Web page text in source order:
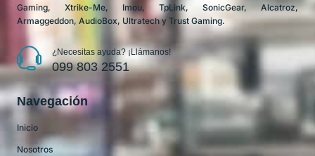
Gaming, Xtrike-Me, Imou, TpLink, SonicGear, Alcatroz,
Armaggeddon, AudioBox, Ultratech y Trust Gaming.
¿Necesitas ayuda? ¡Llámanos!
099 803 2551
Navegación
Inicio
Nosotros